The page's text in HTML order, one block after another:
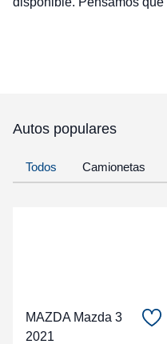
Autos populares
Todos Camionetas
MAZDA Mazda 3
2021